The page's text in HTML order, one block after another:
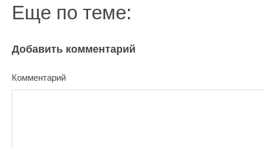
Еще по теме:
Добавить комментарий
Комментарий